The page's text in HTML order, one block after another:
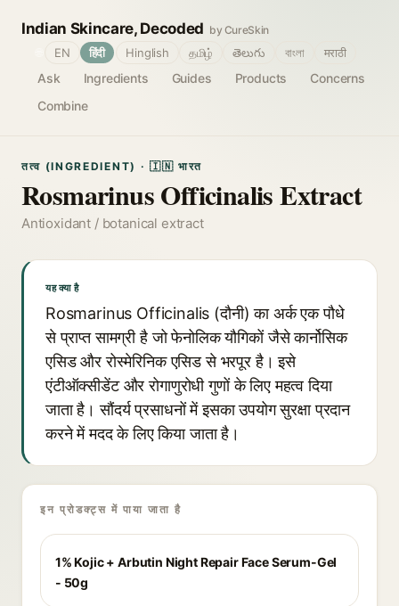
Indian Skincare, Decoded by CureSkin
Ask Ingredients Guides Products
Concerns
Combine
EN हिंदी Hinglish தமிழ் తెలుగు বাংলা मराठी
तत्व (INGREDIENT) · 🇮🇳 भारत
Rosmarinus Officinalis Extract
Antioxidant / botanical extract
यह क्या है
Rosmarinus Officinalis (दौनी) का अर्क एक पौधे
से प्राप्त सामग्री है जो फेनोलिक यौगिकों जैसे कार्नोसिक
एसिड और रोस्मेरिनिक एसिड से भरपूर है। इसे
एंटीऑक्सीडेंट और रोगाणुरोधी गुणों के लिए महत्व दिया
जाता है। सौंदर्य प्रसाधनों में इसका उपयोग सुरक्षा प्रदान
करने में मदद के लिए किया जाता है।
इन प्रोडक्ट्स में पाया जाता है
1% Kojic + Arbutin Night Repair Face Serum-Gel
- 50g